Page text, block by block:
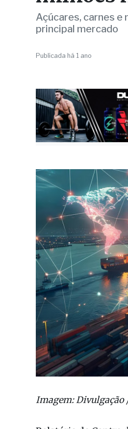
Região
tem
milhões
principal mercado
Publicada há 1 ano